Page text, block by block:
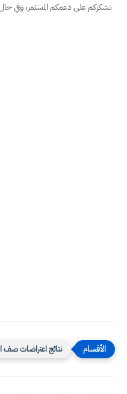
نشكركم على دعمكم المستمر، وفي
نتائج اعتراضات صف